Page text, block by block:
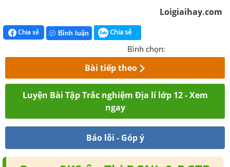
Loigiaihay.com
Chia sẻ Bình luận Chia sẻ
Bình chọn:
Bài tiếp theo
Luyện Bài Tập Trắc nghiệm Địa lí lớp 12 - Xem
ngay
Báo lỗi - Góp ý